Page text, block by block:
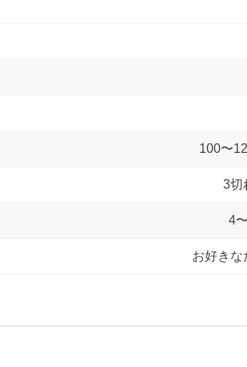
100〜
3切
4
お好きな